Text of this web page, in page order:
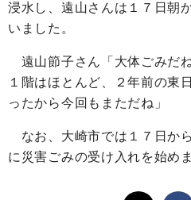
浸水し、遠山さんは１７日朝
いました。
遠山節子さん「大体ごみだ
１階はほとんど、２年前の東
ったから今回もまただね」
なお、大崎市では１７日か
に災害ごみの受け入れを始め